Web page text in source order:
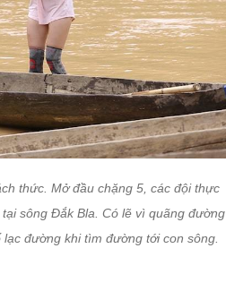
thức. Mở đầu chặng 5, các đội thực
sông Đắk Bla. Có lẽ vì quãng đường
đường khi tìm đường tới con sông.